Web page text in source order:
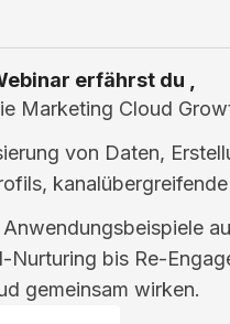
erfährst du ,
Marketing Cloud
von Daten,
Anwendungsbeispiele
Nurturing bis Re-
gemeinsam wirken.